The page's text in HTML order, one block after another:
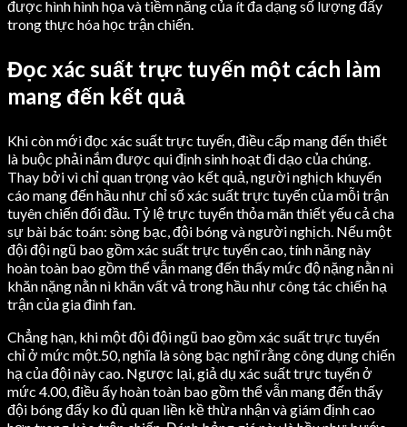
được hình hình họa và tiềm năng của ít đa dạng số lượng đấy
trong thực hóa học trận chiến.
Đọc xác suất trực tuyến một cách làm
mang đến kết quả
Khi còn mới đọc xác suất trực tuyến, điều cấp mang đến thiết
là buộc phải nắm được qui định sinh hoạt đi dạo của chúng.
Thay bởi vì chỉ quan trọng vào kết quả, người nghịch khuyến
cáo mang đến hầu như chỉ số xác suất trực tuyến của mỗi trận
tuyên chiến đối đầu. Tỷ lệ trực tuyến thỏa mãn thiết yếu cả cha
sự bài bác toán: sòng bạc, đội bóng và người nghịch. Nếu một
đội đội ngũ bao gồm xác suất trực tuyến cao, tính năng này
hoàn toàn bao gồm thể vẫn mang đến thấy mức độ nặng nằn nì
khăn nặng nằn nì khăn vất vả trong hầu như công tác chiến hạ
trận của gia đình fan.
Chẳng hạn, khi một đội đội ngũ bao gồm xác suất trực tuyến
chỉ ở mức một.50, nghĩa là sòng bạc nghĩ rằng công dụng chiến
hạ của đội này cao. Ngược lại, giả dụ xác suất trực tuyến ở
mức 4.00, điều ấy hoàn toàn bao gồm thể vẫn mang đến thấy
đội bóng đấy ko đủ quan liền kề thừa nhận và giám định cao